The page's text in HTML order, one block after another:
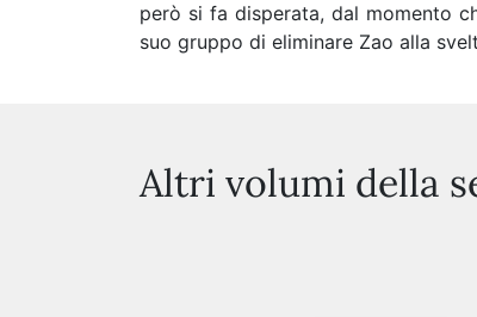
però si fa disperata, dal momento
suo gruppo di eliminare Zao alla
Altri volumi della